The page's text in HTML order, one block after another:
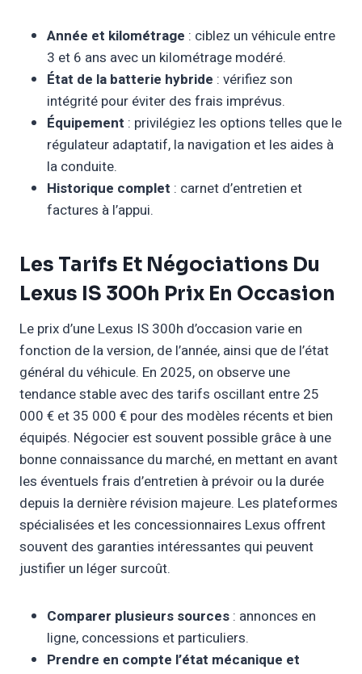
Année et kilométrage : ciblez un véhicule entre
3 et 6 ans avec un kilométrage modéré.
État de la batterie hybride : vérifiez son
intégrité pour éviter des frais imprévus.
Équipement : privilégiez les options telles que le
régulateur adaptatif, la navigation et les aides à
la conduite.
Historique complet : carnet d’entretien et
factures à l’appui.
Les Tarifs Et Négociations Du
Lexus IS 300h Prix En Occasion
Le prix d’une Lexus IS 300h d’occasion varie en
fonction de la version, de l’année, ainsi que de l’état
général du véhicule. En 2025, on observe une
tendance stable avec des tarifs oscillant entre 25
000 € et 35 000 € pour des modèles récents et bien
équipés. Négocier est souvent possible grâce à une
bonne connaissance du marché, en mettant en avant
les éventuels frais d’entretien à prévoir ou la durée
depuis la dernière révision majeure. Les plateformes
spécialisées et les concessionnaires Lexus offrent
souvent des garanties intéressantes qui peuvent
justifier un léger surcoût.
Comparer plusieurs sources : annonces en
ligne, concessions et particuliers.
Prendre en compte l’état mécanique et